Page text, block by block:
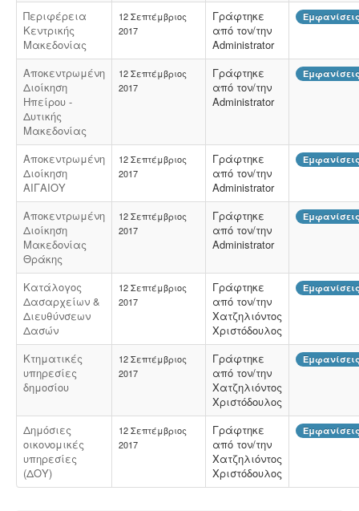
Ηλεκτροδότηση αρδευτικών γεωτρήσεων -
Για την
ηλεκτροδότηση αγροτικών γεωτρήσεων ή
εγκαταστάσεων και την εφαρμογή χαμηλού αγροτικού
τιμολογίου είναι υποχρεωτική η έκδοση άδειας χρήσης
νερού και του Δελτίου Γεωργοτεχνικών και
Γεωργοοικονομικών Στοιχείων..
Κτηματολόγιο -
Η υποβολή δηλώσεων στο
κτηματολόγιο ξεκίνησε, ένας τρόπος για να
αποφευχθεί η ταλαιπωρία είναι να υποβληθεί η
δήλωση ηλεκτρονικά μέσω ίντερνετ.
Μελέτη περιβαλλοντικών επιπτώσεων -
περισσότερα είδη επιχειρήσεων προκειμένου να
εγκατασταθούν ή συνεχίσουν να λειτουργούν
χρειάζονται περιβαλλοντική άδεια σε ισχύ. Η άδεια
εκδίδεται μετά από την έγκριση της σχετικής μελέτης
περιβαλλοντικών επιπτώσεων.
Περιφέρεια
Κεντρικής
Μακεδονίας
12 Σεπτέμβριος
2017
Γράφτηκε
από τον/την
Administrator
Αποκεντρωμένη
Διοίκηση
Ηπείρου -
Δυτικής
Μακεδονίας
12 Σεπτέμβριος
2017
Γράφτηκε
από τον/την
Administrator
Αποκεντρωμένη
Διοίκηση
ΑΙΓΑΙΟΥ
12 Σεπτέμβριος
2017
Γράφτηκε
από τον/την
Administrator
Αποκεντρωμένη
Διοίκηση
Μακεδονίας
Θράκης
12 Σεπτέμβριος
2017
Γράφτηκε
από τον/την
Administrator
Κατάλογος
Δασαρχείων &
Διευθύνσεων
Δασών
12 Σεπτέμβριος
2017
Γράφτηκε
από τον/την
Χατζηλιόντος
Χριστόδουλος
Κτηματικές
υπηρεσίες
δημοσίου
12 Σεπτέμβριος
2017
Γράφτηκε
από τον/την
Χατζηλιόντος
Χριστόδουλος
Δημόσιες
οικονομικές
υπηρεσίες
(ΔΟΥ)
12 Σεπτέμβριος
2017
Γράφτηκε
από τον/την
Χατζηλιόντος
Χριστόδουλος